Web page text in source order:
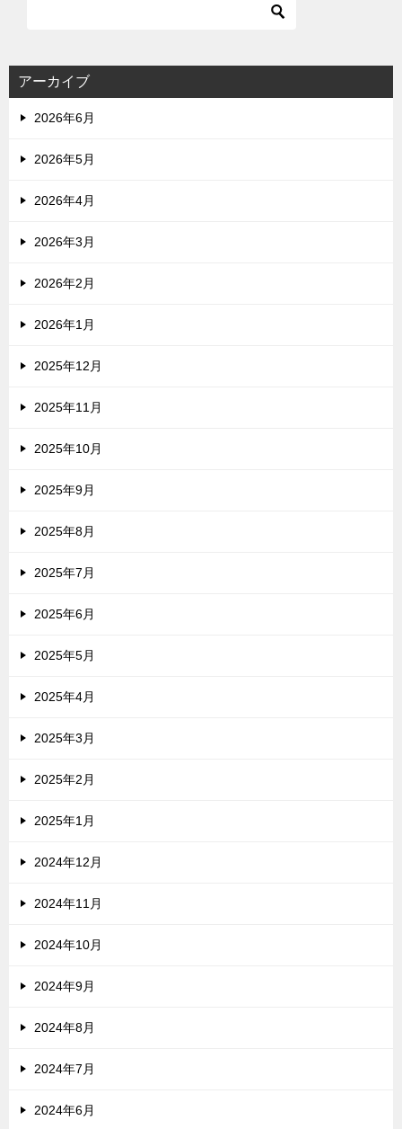
アーカイブ
2026年6月
2026年5月
2026年4月
2026年3月
2026年2月
2026年1月
2025年12月
2025年11月
2025年10月
2025年9月
2025年8月
2025年7月
2025年6月
2025年5月
2025年4月
2025年3月
2025年2月
2025年1月
2024年12月
2024年11月
2024年10月
2024年9月
2024年8月
2024年7月
2024年6月